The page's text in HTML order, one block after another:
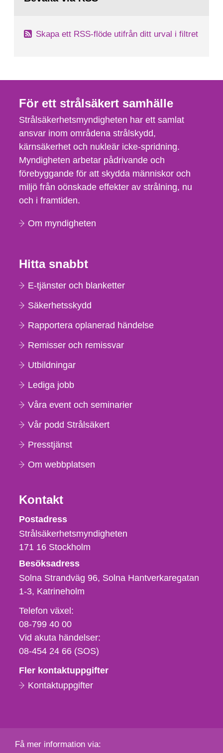
Skapa ett RSS-flöde utifrån ditt urval i filtret
För ett strålsäkert samhälle
Strålsäkerhetsmyndigheten har ett samlat
ansvar inom områdena strålskydd,
kärnsäkerhet och nukleär icke-spridning.
Myndigheten arbetar pådrivande och
förebyggande för att skydda människor och
miljö från oönskade effekter av strålning, nu
och i framtiden.
Om myndigheten
Hitta snabbt
E-tjänster och blanketter
Säkerhetsskydd
Rapportera oplanerad händelse
Remisser och remissvar
Utbildningar
Lediga jobb
Våra event och seminarier
Vår podd Strålsäkert
Presstjänst
Om webbplatsen
Kontakt
Strålsäkerhetsmyndigheten
Postadress
Strålsäkerhetsmyndigheten
171 16 Stockholm
Besöksadress
Solna Strandväg 96, Solna Hantverkaregatan
1-3 Katrineholm
Telefon,
fax
och
e-
Telefon växel:
08-799 40 00
Vid akuta händelser:
08-454 24 66 (SOS)
Fler kontaktuppgifter
Kontaktuppgifter
Få mer information via: